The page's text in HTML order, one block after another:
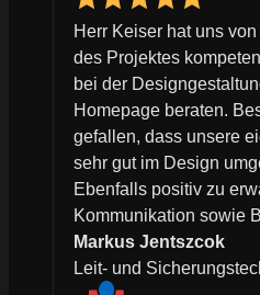
Herr Keiser hat uns
des Projektes
bei der
Homepage beraten.
gefallen, dass unsere
sehr gut im Design
Ebenfalls positiv zu
Kommunikation sowie
Markus Jentszcok
Leit- und